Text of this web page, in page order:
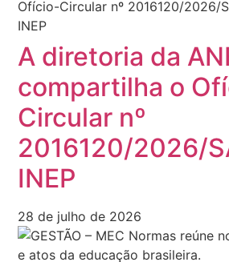
A diretoria da
compartilha o
Circular nº
2016120/2026/
INEP
28 de julho de 2026